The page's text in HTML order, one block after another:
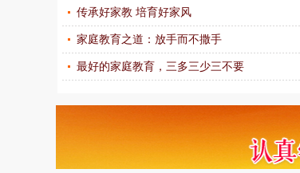
传承好家教 培育好家风
家庭教育之道：放手而不撒手
最好的家庭教育，三多三少三不要